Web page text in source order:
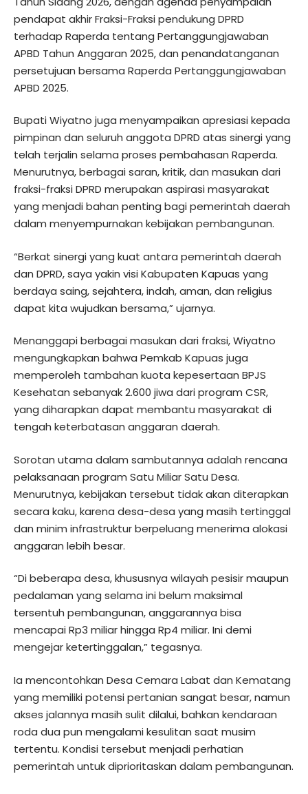
pendapat akhir Fraksi-Fraksi pendukung DPRD
terhadap Raperda tentang Pertanggungjawaban
APBD Tahun Anggaran 2025, dan penandatanganan
persetujuan bersama Raperda Pertanggungjawaban
APBD 2025.
Bupati Wiyatno juga menyampaikan apresiasi kepada
pimpinan dan seluruh anggota DPRD atas sinergi yang
telah terjalin selama proses pembahasan Raperda.
Menurutnya, berbagai saran, kritik, dan masukan dari
fraksi-fraksi DPRD merupakan aspirasi masyarakat
yang menjadi bahan penting bagi pemerintah daerah
dalam menyempurnakan kebijakan pembangunan.
“Berkat sinergi yang kuat antara pemerintah daerah
dan DPRD, saya yakin visi Kabupaten Kapuas yang
berdaya saing, sejahtera, indah, aman, dan religius
dapat kita wujudkan bersama,” ujarnya.
Menanggapi berbagai masukan dari fraksi, Wiyatno
mengungkapkan bahwa Pemkab Kapuas juga
memperoleh tambahan kuota kepesertaan BPJS
Kesehatan sebanyak 2.600 jiwa dari program CSR,
yang diharapkan dapat membantu masyarakat di
tengah keterbatasan anggaran daerah.
Sorotan utama dalam sambutannya adalah rencana
pelaksanaan program Satu Miliar Satu Desa.
Menurutnya, kebijakan tersebut tidak akan diterapkan
secara kaku, karena desa-desa yang masih tertinggal
dan minim infrastruktur berpeluang menerima alokasi
anggaran lebih besar.
“Di beberapa desa, khususnya wilayah pesisir maupun
pedalaman yang selama ini belum maksimal
tersentuh pembangunan, anggarannya bisa
mencapai Rp3 miliar hingga Rp4 miliar. Ini demi
mengejar ketertinggalan,” tegasnya.
Ia mencontohkan Desa Cemara Labat dan Kematang
yang memiliki potensi pertanian sangat besar, namun
akses jalannya masih sulit dilalui, bahkan kendaraan
roda dua pun mengalami kesulitan saat musim
tertentu. Kondisi tersebut menjadi perhatian
pemerintah untuk diprioritaskan dalam pembangunan.